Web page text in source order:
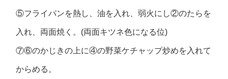
⑤フライパンを熱し、油を入れ、弱火にし②のたらを
入れ、両面焼く。(両面キツネ色になる位)
⑦⑥のかじきの上に④の野菜ケチャップ炒めを入れて
からめる。